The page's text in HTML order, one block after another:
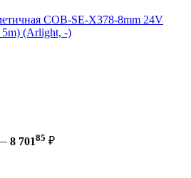
COB-SE-X378-8mm 24V
5m) (Arlight, -)
8 70185 ₽